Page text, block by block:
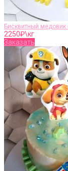
Бисквитный медовик
2250₽\кг
Заказать